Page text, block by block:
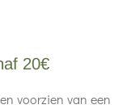
20€
voorzien van een